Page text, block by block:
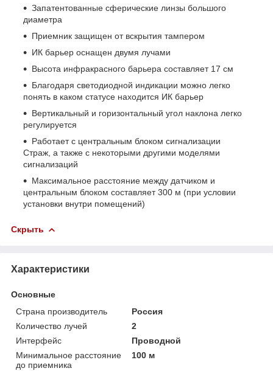
Запатентованные сферические линзы большого
диаметра
Приемник защищен от вскрытия тампером
ИК барьер оснащен двумя лучами
Высота инфракрасного барьера составляет 17 см
Благодаря светодиодной индикации можно легко
понять в каком статусе находится ИК барьер
Вертикальный и горизонтальный угол наклона легко
регулируется
Работает с центральным блоком сигнализации
Страж, а также с некоторыми другими моделями
сигнализаций
Максимальное расстояние между датчиком и
центральным блоком составляет 300 м (при условии
установки внутри помещений)
Скрыть
Характеристики
Основные
Страна производитель
Россия
Количество лучей
2
Интерфейс
Проводной
Минимальное расстояние
до приемника
100 м